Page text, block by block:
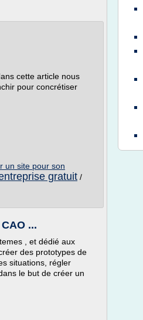
cette article nous
pour concrétiser
un site pour son
gratuit /
...
, et dédié aux
des prototypes de
situations, régler
le but de créer un